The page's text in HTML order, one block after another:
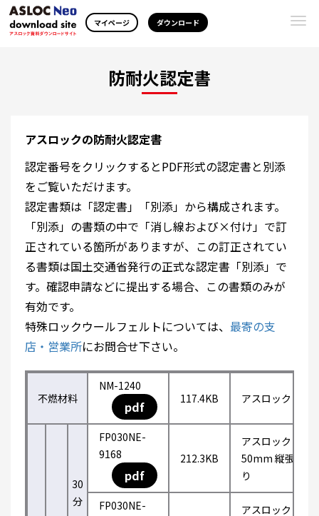
マイページ ダウンロード
防耐火認定書
アスロックの防耐火認定書
認定番号をクリックするとPDF形式の認定書と別添
をご覧いただけます。
認定書類は「認定書」「別添」から構成されます。
「別添」の書類の中で「消し線および×付け」で訂
正されている箇所がありますが、この訂正されてい
る書類は国土交通省発行の正式な認定書「別添」で
す。確認申請などに提出する場合、この書類のみが
有効です。
特殊ロックウールフェルトについては、 最寄の支
店・営業所にお問合せ下さい。
不燃材料
NM-1240
pdf 117.4KB アスロック
30
分
FP030NE-
9168
pdf
212.3KB
アスロック
50mm 縦張
り
FP030NE-
アスロック